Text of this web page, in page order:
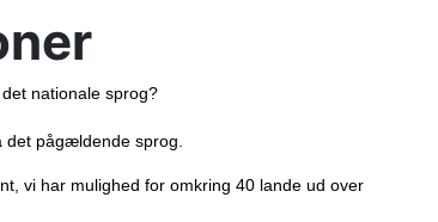
nationale sprog?
det pågældende sprog.
vi har mulighed for omkring 40 lande ud over